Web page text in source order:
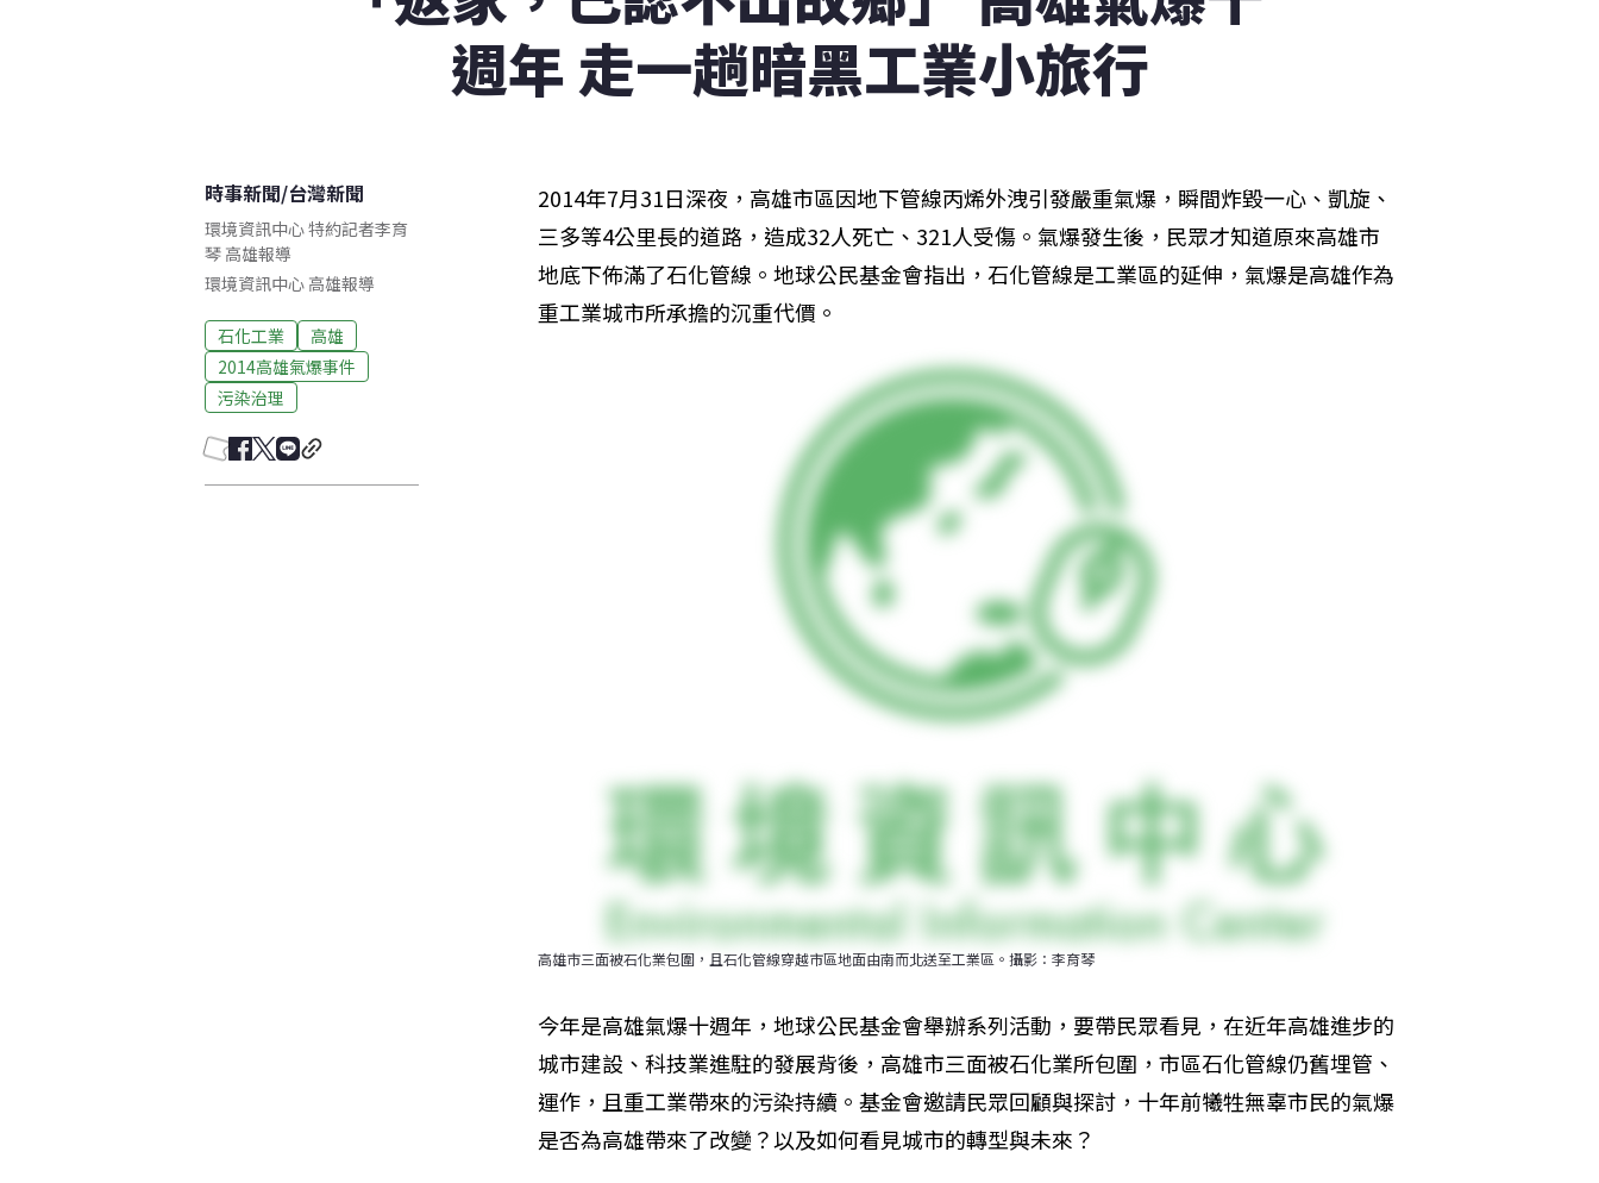
週年 走一趟暗黑工業小旅行
時事新聞/台灣新聞
環境資訊中心 特約記者李育
琴 高雄報導
環境資訊中心 高雄報導
石化工業
高雄
2014高雄氣爆事件
污染治理
2014年7月31日深夜，高雄市區因地下管線丙烯外洩引發嚴重氣爆，瞬間炸毀一心、凱旋、
三多等4公里長的道路，造成32人死亡、321人受傷。氣爆發生後，民眾才知道原來高雄市
地底下佈滿了石化管線。地球公民基金會指出，石化管線是工業區的延伸，氣爆是高雄作為
重工業城市所承擔的沉重代價。
高雄市三面被石化業包圍，且石化管線穿越市區地面由南而北送至工業區。攝影：李育琴
今年是高雄氣爆十週年，地球公民基金會舉辦系列活動，要帶民眾看見，在近年高雄進步的
城市建設、科技業進駐的發展背後，高雄市三面被石化業所包圍，市區石化管線仍舊埋管、
運作，且重工業帶來的污染持續。基金會邀請民眾回顧與探討，十年前犧牲無辜市民的氣爆
是否為高雄帶來了改變？以及如何看見城市的轉型與未來？